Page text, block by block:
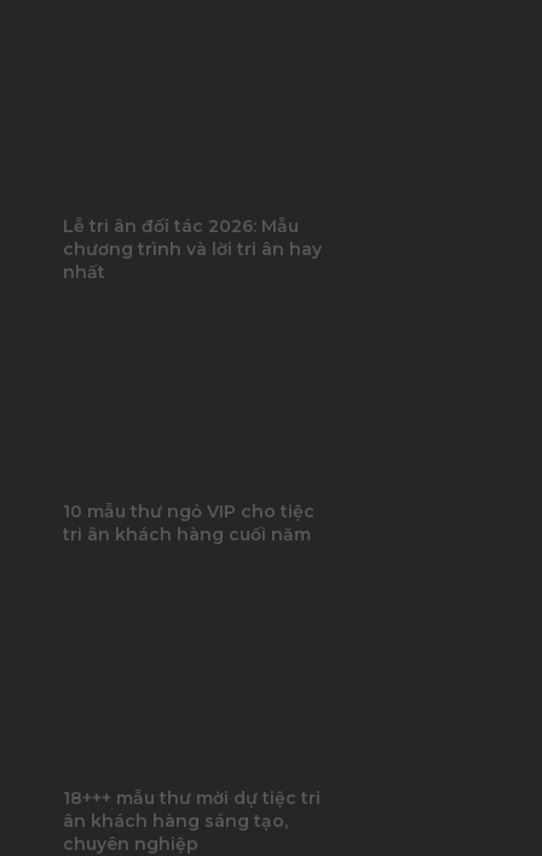
Lễ tri ân đối tác 2026: Mẫu
chương trình và lời tri ân hay
nhất
10 mẫu thư ngỏ VIP cho tiệc
tri ân khách hàng cuối năm
18+++ mẫu thư mời dự tiệc tri
ân khách hàng sáng tạo,
chuyên nghiệp